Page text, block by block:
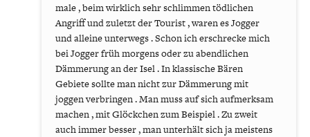
male , beim wirklich sehr schlimmen tödlichen
Angriff und zuletzt der Tourist , waren es Jogger
und alleine unterwegs . Schon ich erschrecke mich
bei Jogger früh morgens oder zu abendlichen
Dämmerung an der Isel . In klassische Bären
Gebiete sollte man nicht zur Dämmerung mit
joggen verbringen . Man muss auf sich aufmerksam
machen , mit Glöckchen zum Beispiel . Zu zweit
auch immer besser , man unterhält sich ja meistens